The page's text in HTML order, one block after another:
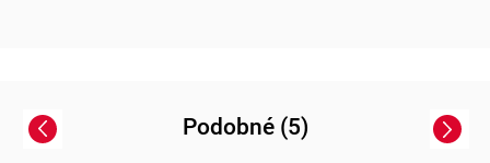
Podobné (5)
Previous Next